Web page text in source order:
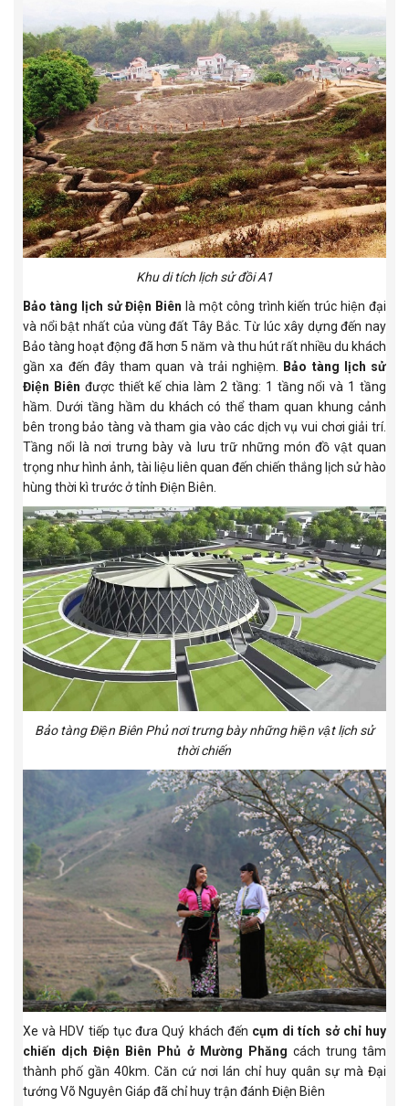
Khudi tích lịch sử đồi A1
Bảo tàng lịch sử Điện Biên là một công trình kiến trúc hiện đại
và nổi bật nhất của vùng đất Tây Bắc. Từ lúc xây dựng đến nay
Bảo tàng hoạt động đã hơn 5 năm và thu hút rất nhiều du khách
gần xa đến đây tham quan và trải nghiệm. Bảo tàng lịch sử
Điện Biên được thiết kế chia làm 2 tầng: 1 tầng nổi và 1 tầng
hầm. Dưới tầng hầm du khách có thể tham quan khung cảnh
bên trong bảo tàng và tham gia vào các dịch vụ vui chơi giải trí.
Tầng nổi là nơi trưng bày và lưu trữ những món đồ vật quan
trọng như hình ảnh, tài liệu liên quan đến chiến thắng lịch sử hào
hùng thời kì trước ở tỉnh Điện Biên.
Bảo tàng Điện Biên Phủ nơi trưng bày những hiện vật lịch sử
thời chiến
Xe và HDV tiếp tục đưa Quý khách đến cụm di tích sở chỉ huy
chiến dịch Điện Biên Phủ ở Mường Phăng cách trung tâm
thành phố gần 40km. Căn cứ nơi lán chỉ huy quân sự mà Đại
tướng Võ Nguyên Giáp đã chỉ huy trận đánh Điện Biên